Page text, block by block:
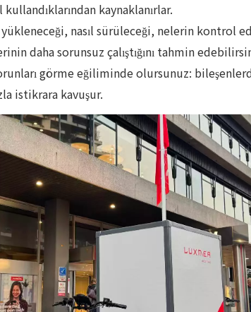
kullandıklarından kaynaklanırlar.
yükleneceği, nasıl sürüleceği, nelerin
daha sorunsuz çalıştığını tahmin
görme eğiliminde olursunuz:
istikrara kavuşur.